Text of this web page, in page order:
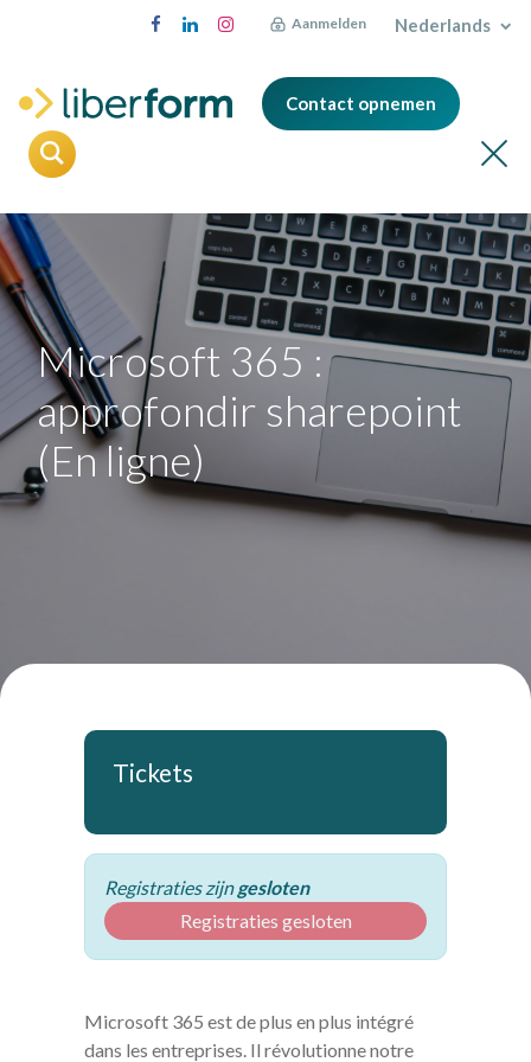
Aanmelden Nederlands
Contact opnemen
Microsoft 365 :
approfondir sharepoint
(En ligne)
Tickets
Registraties zijngesloten
Registraties gesloten
Microsoft 365 est de plus en plus intégré
dans les entreprises. Il révolutionne notre